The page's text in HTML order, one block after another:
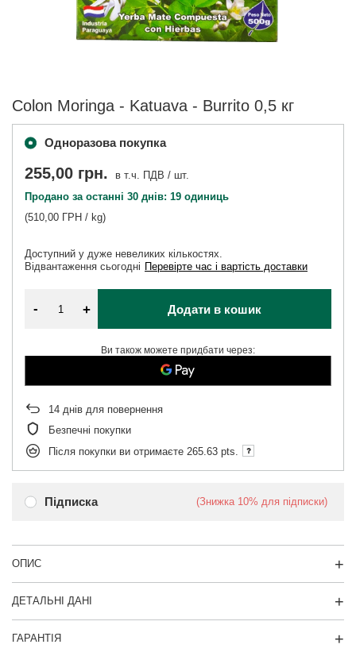
Colon Moringa - Katuava - Burrito 0,5 кг
Одноразова покупка
Підписка (Знижка 10% для підписки)
Доступний у дуже невеликих кількостях
Відвантаження сьогодні Перевірте час і вартість доставки
255,00 грн. в т.ч. ПДВ / шт.
Продано за останні 30 днів: 19 одиниць
(510,00 ГРН / kg)
- + Додати в кошик
Ви також можете придбати через:
14 днів для повернення
Безпечні покупки
Після покупки ви отримаєте 265.63 pts.
ОПИС
ДЕТАЛЬНІ ДАНІ
ГАРАНТІЯ